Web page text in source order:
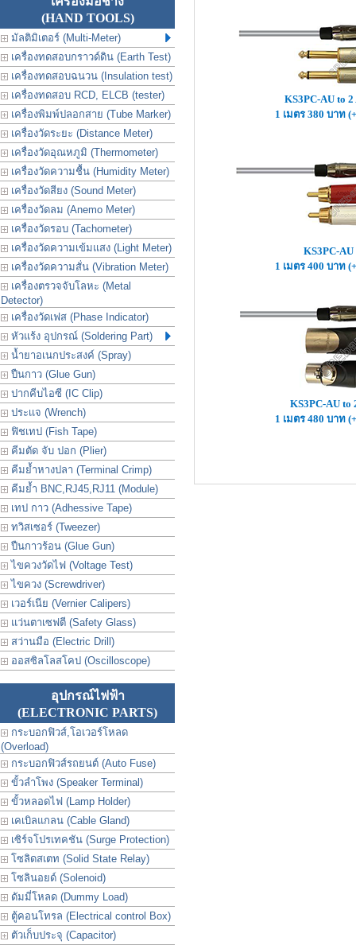
(HAND TOOLS)
มัลติมิเตอร์ (Multi-Meter)
เครื่องทดสอบกราวด์ดิน (Earth Test)
เครื่องทดสอบฉนวน (Insulation test)
เครื่องทดสอบ RCD, ELCB (tester)
เครื่องพิมพ์ปลอกสาย (Tube Marker)
เครื่องวัดระยะ (Distance Meter)
เครื่องวัดอุณหภูมิ (Thermometer)
เครื่องวัดความชื้น (Humidity Meter)
เครื่องวัดสียง (Sound Meter)
เครื่องวัดลม (Anemo Meter)
เครื่องวัดรอบ (Tachometer)
เครื่องวัดความเข้มแสง (Light Meter)
เครื่องวัดความสั่น (Vibration Meter)
เครื่องตรวจจับโลหะ (Metal
Detector)
เครื่องวัดเฟส (Phase Indicator)
หัวแร้ง อุปกรณ์ (Soldering Part)
น้ำยาอเนกประสงค์ (Spray)
ปืนกาว (Glue Gun)
ปากคีบไอซี (IC Clip)
ประเเจ (Wrench)
ฟิชเทป (Fish Tape)
คีมตัด จับ ปอก (Plier)
คีมย้ำหางปลา (Terminal Crimp)
คีมย้ำ BNC,RJ45,RJ11 (Module)
เทป กาว (Adhessive Tape)
ทวิสเซอร์ (Tweezer)
ปืนกาวร้อน (Glue Gun)
ไขควงวัดไฟ (Voltage Test)
ไขควง (Screwdriver)
เวอร์เนีย (Vernier Calipers)
แว่นตาเซฟตี (Safety Glass)
สว่านมือ (Electric Drill)
ออสซิลโลสโคป (Oscilloscope)
อุปกรณ์ไฟฟ้า
(ELECTRONIC PARTS)
กระบอกฟิวส์,โอเวอร์โหลด
(Overload)
กระบอกฟิวส์รถยนต์ (Auto Fuse)
ขั้วลำโพง (Speaker Terminal)
ขั้วหลอดไฟ (Lamp Holder)
เคเบิลแกลน (Cable Gland)
เซิร์จโปรเทคชัน (Surge Protection)
โซลิดสเตท (Solid State Relay)
โซลินอยด์ (Solenoid)
ดัมมี่โหลด (Dummy Load)
ตู้คอนโทรล (Electrical control Box)
ตัวเก็บประจุ (Capacitor)
KS3PC-AU to
1 เมตร 380 บาท
KS3PC-
1 เมตร 400 บาท
KS3PC-AU to
1 เมตร 480 บาท